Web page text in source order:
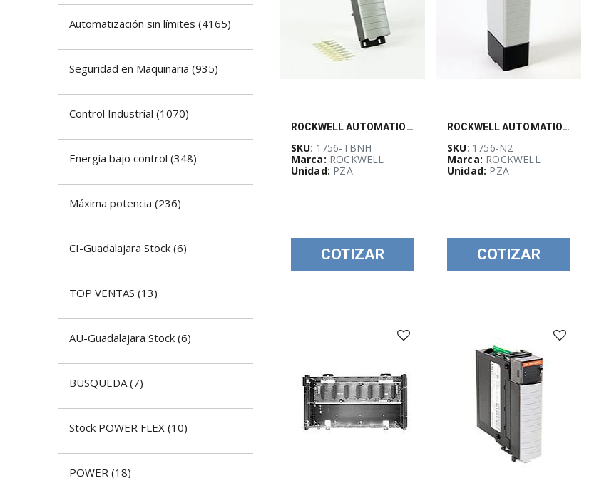
Automatización sin límites (4165)
​Seguridad en Maquinaria (935)
​Control Industrial (1070)
Energía bajo control (348)
Máxima potencia (236)
CI-Guadalajara Stock (6)
TOP VENTAS (13)
AU-Guadalajara Stock (6)
BUSQUEDA (7)
Stock POWER FLEX (10)
POWER (18)
ROCKWELL AUTOMATION, Bloque de 20 terminales de tornillo para ControlLogix - 1756TBNH
SKU: 1756-TBNH
Marca: ROCKWELL
Unidad: PZA
COTIZAR
ROCKWELL AUTOMATION, Tapa ciega ControlLogix - 1756N2
SKU: 1756-N2
Marca: ROCKWELL
Unidad: PZA
COTIZAR